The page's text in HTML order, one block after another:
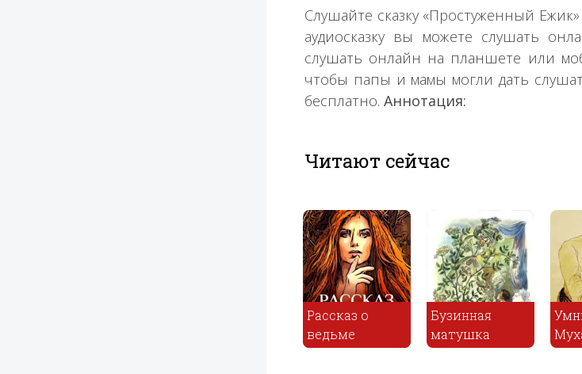
Слушайте сказку «Простуженный
аудиосказку вы можете слушать
слушать онлайн на планшете или
чтобы папы и мамы могли дать
бесплатно. Аннотация:
Читают сейчас
Рассказ о
Бузинная
матушка
Мухаммед